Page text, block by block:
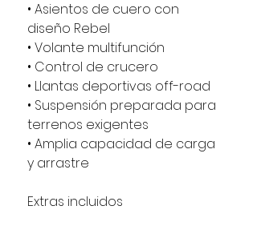
• Asientos de cuero con
diseño Rebel
• Volante multifunción
• Control de crucero
• Llantas deportivas off-road
• Suspensión preparada para
terrenos exigentes
• Amplia capacidad de carga
y arrastre
Extras incluidos